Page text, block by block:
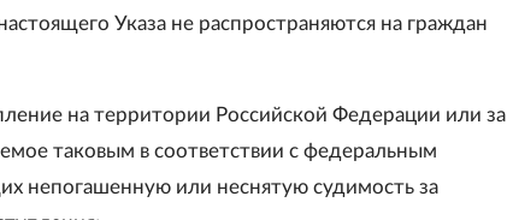
Указа не распространяются на граждан
на территории Российской Федерации или за
таковым в соответствии с федеральным
непогашенную или неснятую судимость за